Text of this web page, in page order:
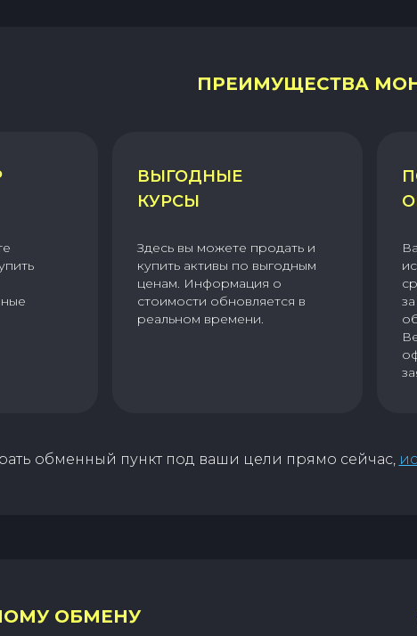
ПРЕИМУЩЕСТВА
ВЫГОДНЫЕ
КУРСЫ
Здесь вы можете продать и
купить активы по выгодным
ценам. Информация о
стоимости обновляется в
реальном времени.
обменный пункт под ваши цели прямо сейчас,
ОБМЕНУ